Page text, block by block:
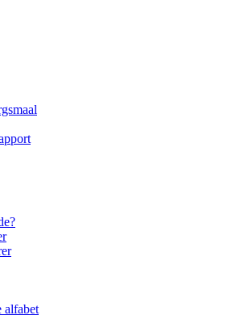
alfabet